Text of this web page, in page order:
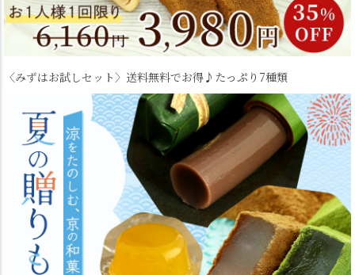
〈みずはお試しセット〉 送料無料でお得♪たっぷり7種類